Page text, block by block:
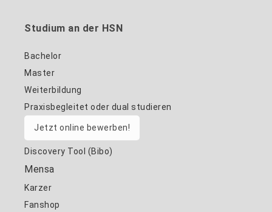
Studium an der HSN
Bachelor
Master
Weiterbildung
Praxisbegleitet oder dual studieren
Jetzt online bewerben!
Discovery Tool (Bibo)
Mensa
Karzer
Fanshop